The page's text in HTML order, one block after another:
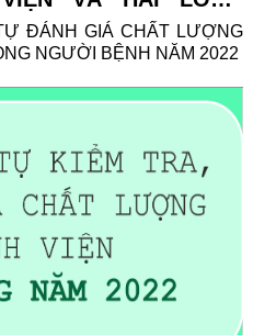
2022
ĐÁNH GIÁ CHẤT LƯỢNG
NGƯỜI BỆNH NĂM 2022